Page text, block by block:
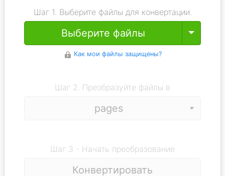
Шаг 1. Выберите файлы для конвертации.
Выберите файлы Toggle
Как мои файлы защищены?
Шаг 2. Преобразуйте файлы в
Шаг 3 - Начать преобразование
Конвертировать